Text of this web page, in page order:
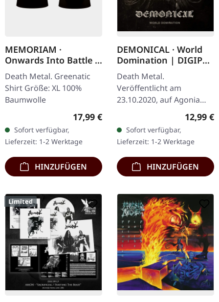
MEMORIAM ·
Onwards Into Battle |
T-SHIRT
Death Metal. Greenatic
Shirt Größe: XL 100%
Baumwolle
Regulärer Preis:
17,99 €
Sofort verfügbar,
Lieferzeit: 1-2 Werktage
HINZUFÜGEN
DEMONICAL · World
Domination | DIGIPAK
CD
Death Metal.
Veröffentlicht am
23.10.2020, auf Agonia
Records. CD im Digipak
mit durchsichtigem
Kunststofftray und 8-
seitigem Booklet, in
einer…
12,99 €
Sofort verfügbar,
Lieferzeit: 1-2 Werktage
HINZUFÜGEN
Limited